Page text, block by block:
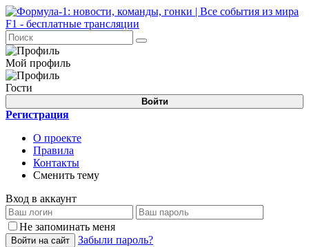
Мой профиль
Гости
Войти
Регистрация
О проекте
Правила
Контакты
Сменить тему
Вход в аккаунт
Не запоминать меня
Войти на сайт
Забыли пароль?